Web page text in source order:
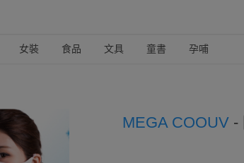
女裝 食品 文具 童書 孕哺
MEGA COOUV -